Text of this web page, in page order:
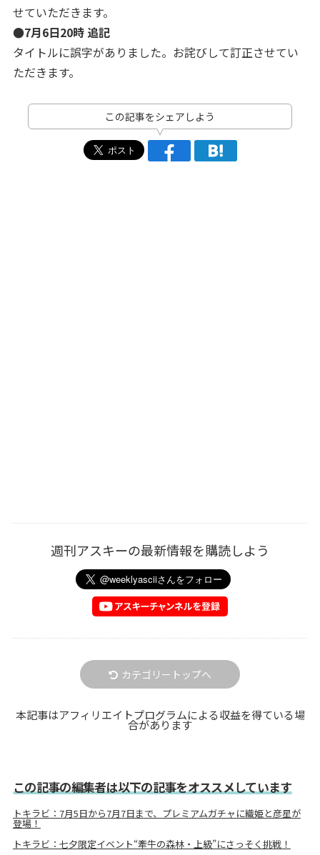
せていただきます。
●7月6日20時 追記
タイトルに誤字がありました。お詫びして訂正させてい
ただきます。
この記事をシェアしよう
週刊アスキーの最新情報を購読しよう
カテゴリートップへ
本記事はアフィリエイトプログラムによる収益を得ている場
合があります
この記事の編集者は以下の記事をオススメしています
トキラビ：7月5日から7月7日まで、プレミアムガチャに織姫と彦星が
登場！
トキラビ：七夕限定イベント“牽牛の森林・上級”にさっそく挑戦！